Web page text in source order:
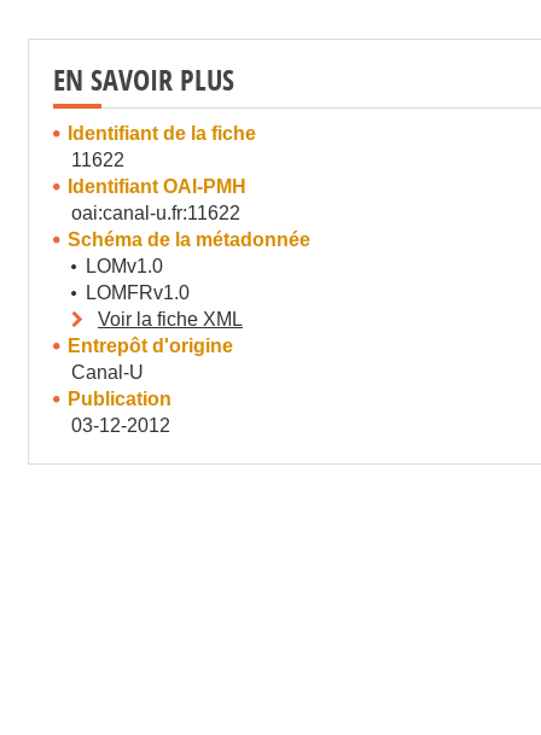
EN SAVOIR PLUS
Identifiant de la fiche
11622
Identifiant OAI-PMH
oai:canal-u.fr:11622
Schéma de la métadonnée
LOMv1.0
LOMFRv1.0
Voir la fiche XML
Entrepôt d'origine
Canal-U
Publication
03-12-2012